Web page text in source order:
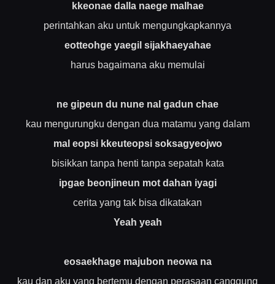
kkeonae dalla naege malhae
perintahkan aku untuk mengungkapkannya
eotteohge yaegil sijakhaeyahae
harus bagaimana aku memulai
ne gipeun du nune nal gadun chae
kau mengurungku dengan dua matamu yang dalam
mal eopsi kkeuteopsi soksagyeojwo
bisikkan tanpa henti tanpa sepatah kata
ipgae beonjineun mot dahan iyagi
cerita yang tak bisa dikatakan
Yeah yeah
eosaekhage majubon neowa na
kau dan aku yang bertemu dengan perasaan canggung